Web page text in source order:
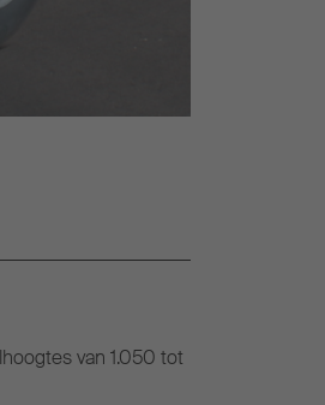
van 1.050 tot